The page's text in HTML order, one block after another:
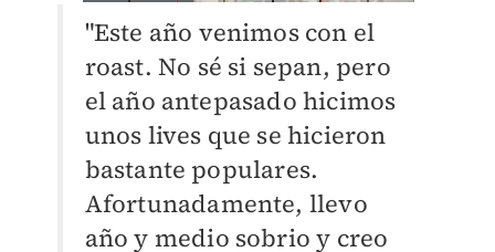
"Este año venimos con el
roast. No sé si sepan, pero
el año antepasado hicimos
unos lives que se hicieron
bastante populares.
Afortunadamente, llevo
año y medio sobrio y creo